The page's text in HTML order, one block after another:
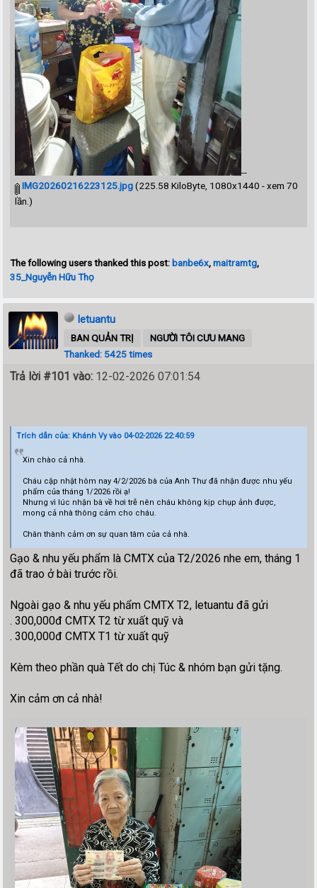
--
IMG20260216223125.jpg(225.58 KiloByte, 1080x1440 - xem 70
lần.)
The following users thanked this post: banbe6x,maitramtg,
35_Nguyễn Hữu Thọ
letuantu
BAN QUẢN TRỊ
NGƯỜI TÔI CƯU MANG
Thanked: 5425 times
Trả lời #101 vào: 12-02-2026 07:01:54
Trích dẫn của: Khánh Vy vào 04-02-2026 22:40:59
Xin chào cả nhà.
Cháu cập nhật hôm nay 4/2/2026 bà của Anh Thư đã nhận được nhu yếu
phẩm của tháng 1/2026 rồi ạ!
Nhưng vì lúc nhận bà về hơi trễ nên cháu không kịp chụp ảnh được,
mong cả nhà thông cảm cho cháu.
Chân thành cảm ơn sự quan tâm của cả nhà.
Gạo & nhu yếu phẩm là CMTX của T2/2026 nhe em, tháng 1
đã trao ở bài trước rồi.
Ngoài gạo & nhu yếu phẩm CMTX T2, letuantu đã gửi
. 300,000đ CMTX T2 từ xuất quỹ và
. 300,000đ CMTX T1 từ xuất quỹ
Kèm theo phần quà Tết do chị Túc & nhóm bạn gửi tặng.
Xin cảm ơn cả nhà!